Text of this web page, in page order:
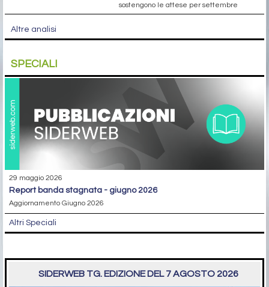
sostengono le attese per settembre
Altre analisi
SPECIALI
29 maggio 2026
report banda stagnata - giugno 2026
Aggiornamento Giugno 2026
Altri Speciali
SIDERWEB TG. EDIZIONE DEL 7 AGOSTO 2026